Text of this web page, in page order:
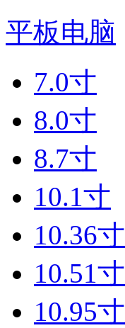
平板电脑
7.0寸
8.0寸
8.7寸
10.1寸
10.36寸
10.51寸
10.95寸